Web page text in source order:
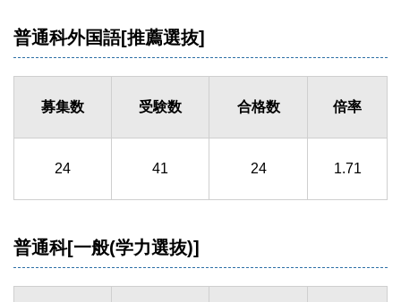
普通科外国語[推薦選抜]
募集数 受験数 合格数 倍率
24 41 24 1.71
普通科[一般(学力選抜)]